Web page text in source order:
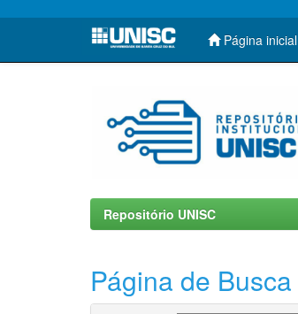
Skip
Página inicial
Repositório UNISC
Página de Busca